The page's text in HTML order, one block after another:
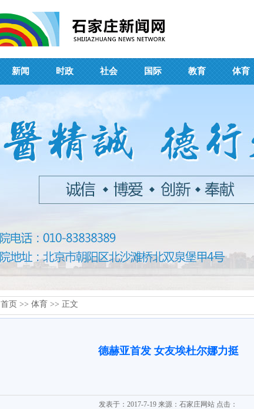
新闻 时政 社会 国际 教育 体育
首页 >> 体育 >> 正文
德赫亚首发 女友埃杜尔娜力挺
发表于：2017-7-19 来源：石家庄网站 点击：